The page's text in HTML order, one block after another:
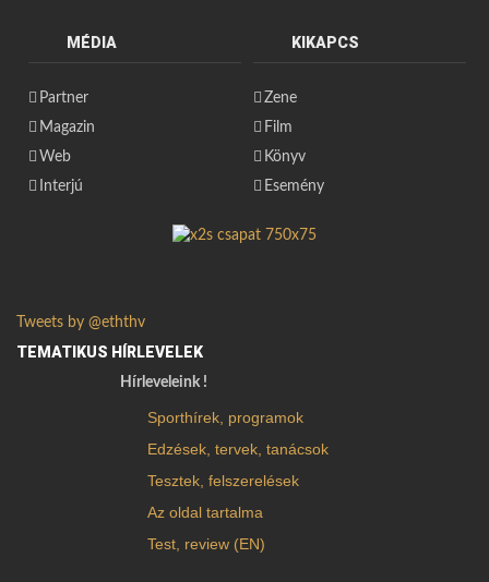
MÉDIA
Partner
Magazin
Web
Interjú
KIKAPCS
Zene
Film
Könyv
Esemény
Tweets by @eththv
TEMATIKUS HÍRLEVELEK
Hírleveleink !
Sporthírek, programok
Edzések, tervek, tanácsok
Tesztek, felszerelések
Az oldal tartalma
Test, review (EN)